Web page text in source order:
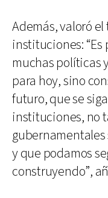
Además, valoró
instituciones:
muchas políticas
para hoy, sino
futuro, que se
instituciones, no
y que podamos
construyendo”,